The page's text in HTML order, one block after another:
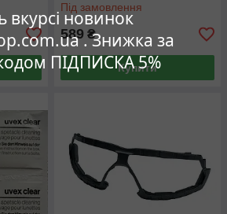
вкурсі новинок
. Знижка за
ПІДПИСКА 5%
Під замовлення
589 ₴
Купити